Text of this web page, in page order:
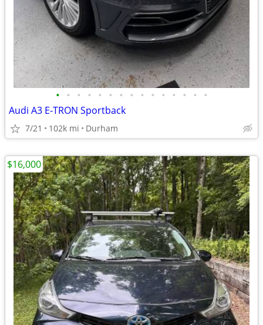
• • • • • • • • • • • • • • •
Audi A3 E-TRON Sportback
7/21 102k mi Durham
$16,000